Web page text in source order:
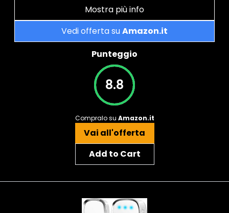
Mostra più info
Vedi offerta suAmazon.it
Punteggio
8.8
Compralo su Amazon.it
Vai all'offerta
Add to Cart